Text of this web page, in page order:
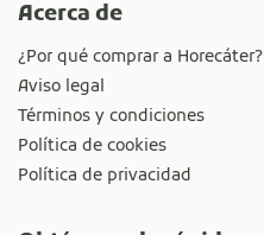
Acerca de
¿Por qué comprar a Horecáter?
Aviso legal
Términos y condiciones
Política de cookies
Política de privacidad